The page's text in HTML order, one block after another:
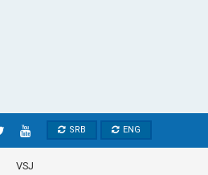
SRB ENG
VSJ